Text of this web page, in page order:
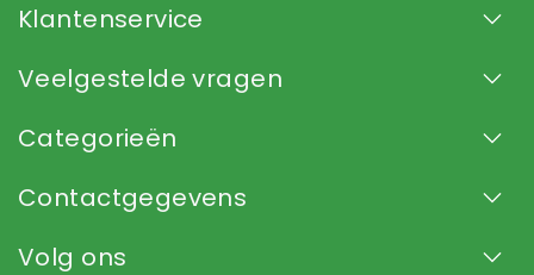
Klantenservice
Veelgestelde vragen
Categorieën
Contactgegevens
Volg ons